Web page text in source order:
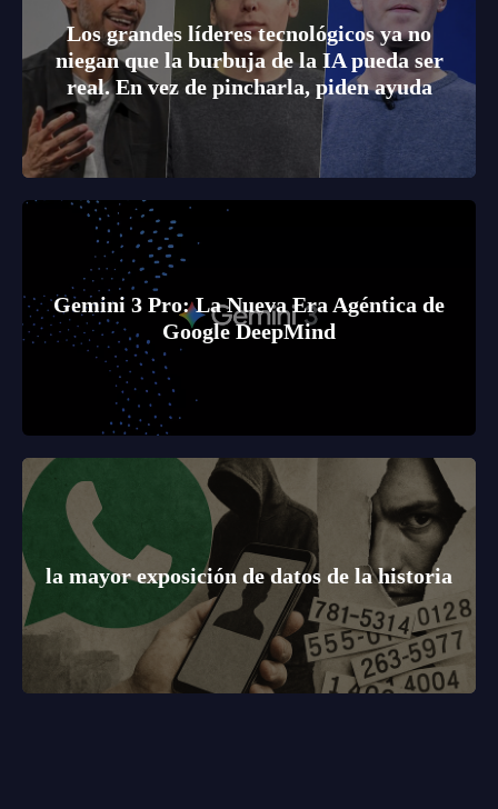
Los grandes líderes tecnológicos ya no
niegan que la burbuja de la IA pueda ser
real. En vez de pincharla, piden ayuda
Gemini 3 Pro: La Nueva Era Agéntica de
Google DeepMind
la mayor exposición de datos de la historia